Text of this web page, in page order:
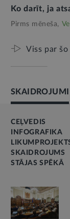
Ko darīt, ja
Pirms mēneša,
Viss par šo
SKAIDROJUMI
CEĻVEDIS
INFOGRAFIKA
SKAIDROJUMS
STĀJAS SPĒKĀ